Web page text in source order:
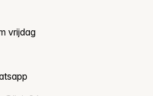
vrijdag